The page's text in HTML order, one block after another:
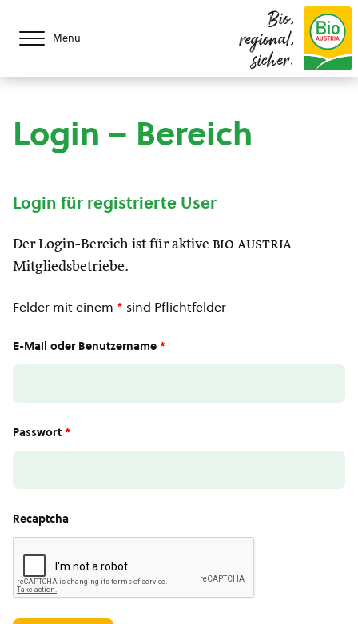
Menü
Bio,
regional,
sicher.
Login – Bereich
Login für registrierte User
Der Login-Bereich ist für aktive bio austria
Mitgliedsbetriebe.
Felder mit einem * sind Pflichtfelder
E-Mail oder Benutzername *
Passwort *
Recaptcha